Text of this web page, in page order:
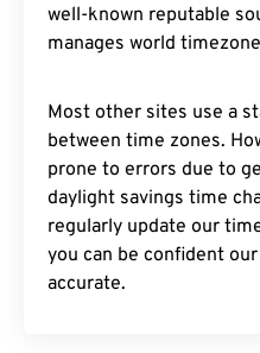
well-known reputable
manages world
Most other sites use a
between time zones.
prone to errors due to
daylight savings time
regularly update our
you can be confident
accurate.